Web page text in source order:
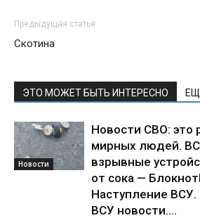
Предыдущая статья
Скотина
ЭТО МОЖЕТ БЫТЬ ИНТЕРЕСНО
Новости
Новости СВО: это
мирных людей.
взрывные
от сока —
Наступление
ВСУ новости....